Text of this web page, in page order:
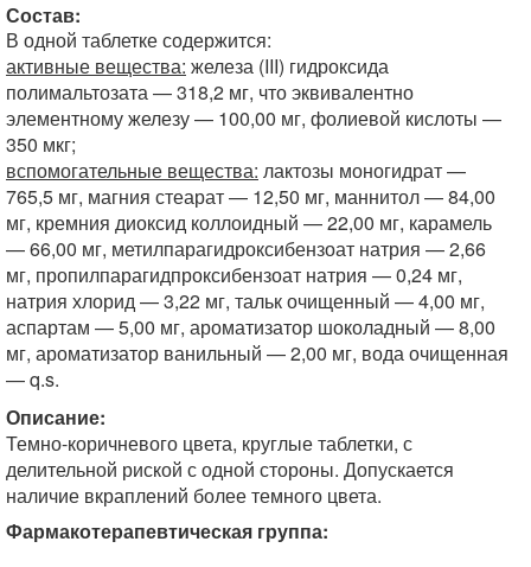
Состав:
В одной таблетке содержится:
активные вещества: железа (III) гидроксида
полимальтозата — 318,2 мг, что эквивалентно
элементному железу — 100,00 мг, фолиевой кислоты —
350 мкг;
вспомогательные вещества: лактозы моногидрат —
765,5 мг, магния стеарат — 12,50 мг, маннитол — 84,00
мг, кремния диоксид коллоидный — 22,00 мг, карамель
— 66,00 мг, метилпарагидроксибензоат натрия — 2,66
мг, пропилпарагидпроксибензоат натрия — 0,24 мг,
натрия хлорид — 3,22 мг, тальк очищенный — 4,00 мг,
аспартам — 5,00 мг, ароматизатор шоколадный — 8,00
мг, ароматизатор ванильный — 2,00 мг, вода очищенная
— q.s.
Описание:
Темно-коричневого цвета, круглые таблетки, с
делительной риской с одной стороны. Допускается
наличие вкраплений более темного цвета.
Фармакотерапевтическая группа: